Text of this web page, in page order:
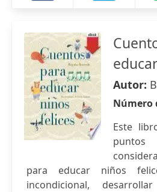
Autor:
Número
Este
para educar niños
incondicional,